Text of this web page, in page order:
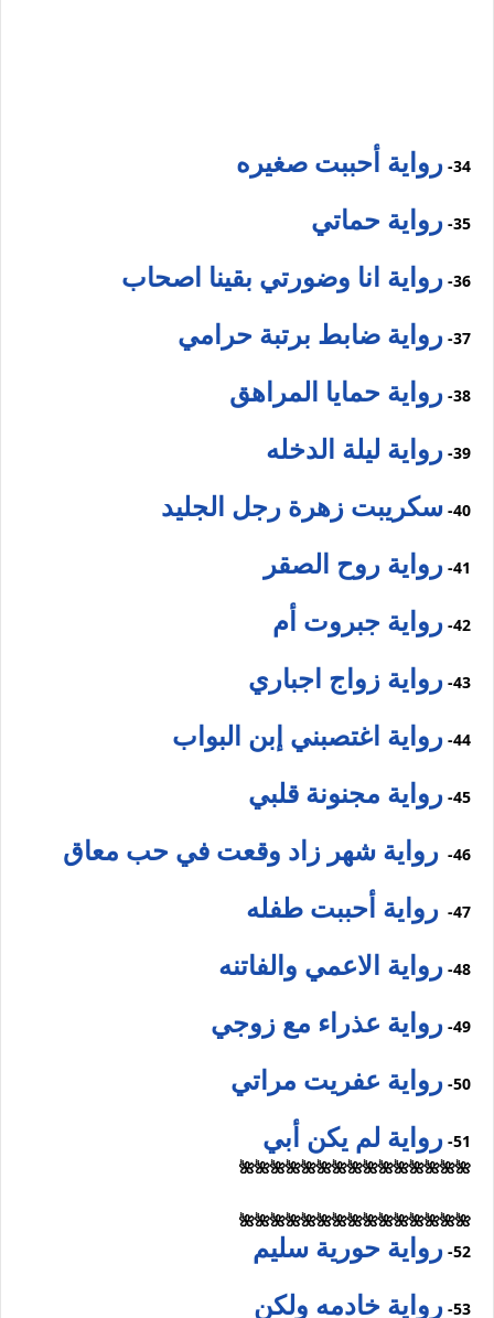
34- رواية أحببت صغيره
35- رواية حماتي
36- رواية انا وضورتي بقينا اصحاب
37- رواية ضابط برتبة حرامي
38- رواية حمايا المراهق
39- رواية ليلة الدخله
40- سكريبت زهرة رجل الجليد
41- رواية روح الصقر
42- رواية جبروت أم
43- رواية زواج اجباري
44- رواية اغتصبني إبن البواب
45- رواية مجنونة قلبي
46- رواية شهر زاد وقعت في حب معاق
47- رواية أحببت طفله
48- رواية الاعمي والفاتنه
49- رواية عذراء مع زوجي
50- رواية عفريت مراتي
51- رواية لم يكن أبي
🌺🌺🌺🌺🌺🌺🌺🌺🌺🌺🌺🌺🌺🌺🌺
🌺🌺🌺🌺🌺🌺🌺🌺🌺🌺🌺🌺🌺🌺🌺
52- رواية حورية سليم
53- رواية خادمه ولكن